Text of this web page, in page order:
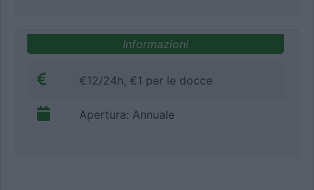
Informazioni
€12/24h, €1 per le docce
Apertura: Annuale